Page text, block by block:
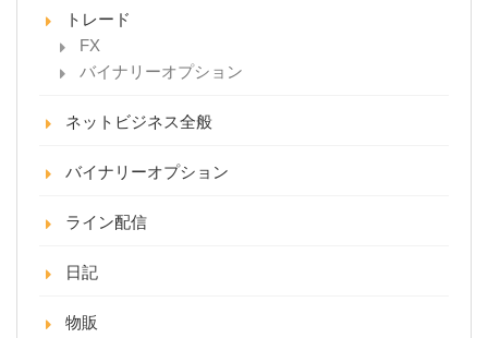
トレード
FX
バイナリーオプション
ネットビジネス全般
バイナリーオプション
ライン配信
日記
物販